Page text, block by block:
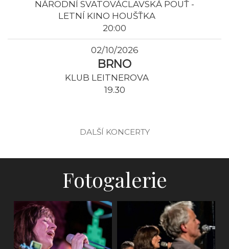
NÁRODNÍ SVATOVÁCLAVSKÁ POUŤ -
LETNÍ KINO HOUŠŤKA
20:00
02/10/2026
BRNO
KLUB LEITNEROVA
19.30
DALŠÍ KONCERTY
Fotogalerie
Ostrava, Klub
parník - křest CD
(2018)